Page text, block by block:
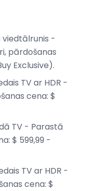
viedtālrunis -
pārdošanas
Exclusive).
TV ar HDR -
cena: $
TV - Parastā
$ 599,99 -
TV ar HDR -
cena: $